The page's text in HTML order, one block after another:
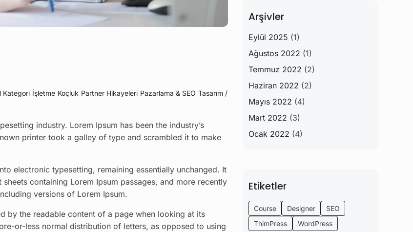
Kategori İşletme Koçluk Partner Hikayeleri Pazarlama & SEO Tasarım /
industry. Lorem Ipsum has been the industry’s
printer took a galley of type and scrambled it to make
electronic typesetting, remaining essentially unchanged. It
containing Lorem Ipsum passages, and more recently
versions of Lorem Ipsum.
by the readable content of a page when looking at its
or-less normal distribution of letters, as opposed to using
Arşivler
Eylül 2025 (1)
Ağustos 2022 (1)
Temmuz 2022 (2)
Haziran 2022 (2)
Mayıs 2022 (4)
Mart 2022 (3)
Ocak 2022 (4)
Etiketler
Course Designer
SEO
ThimPress
WordPress